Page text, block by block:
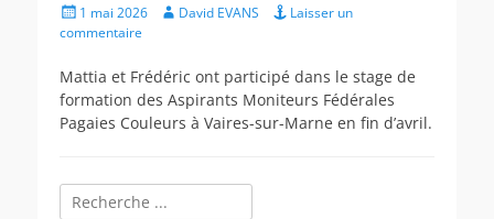
Posted
on
1 mai 2026 AuthorDavid EVANS
Laisser un
commentaire
Mattia et Frédéric ont participé dans le stage de
formation des Aspirants Moniteurs Fédérales
Pagaies Couleurs à Vaires-sur-Marne en fin d’avril.
Rechercher :